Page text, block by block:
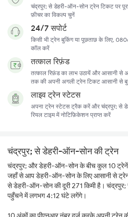
चंद्रपुर; से डेहरी-ऑन-सोन ट्रेन टिकट पर
फ़ीचर का विकल्प चुनें
24/7 सपोर्ट
किसी भी ट्रेन बुकिंग या पूछताछ के लिए,
कॉल करें
तत्काल रिफ़ंड
तत्काल रिफ़ंड का लाभ उठायें और आसानी से
तक की अपनी अगली ट्रेन टिकट आसानी से
लाइव ट्रेन स्टेटस
अपना ट्रेन स्टेटस ट्रैक करें और चंद्रपुर; से
रियल टाइम में नोटिफ़िकेशन प्राप्त करें
चंद्रपुर; से डेहरी-ऑन-सोन की ट्रेन
चंद्रपुर; और डेहरी-ऑन-सोन के बीच कुल 10
जहाँ से आप डेहरी-ऑन-सोन के लिए आसानी से
से डेहरी-ऑन-सोन की दूरी 271 किमी है।
पहुँचने में लगभग 4:12 घंटे लगेंगे।